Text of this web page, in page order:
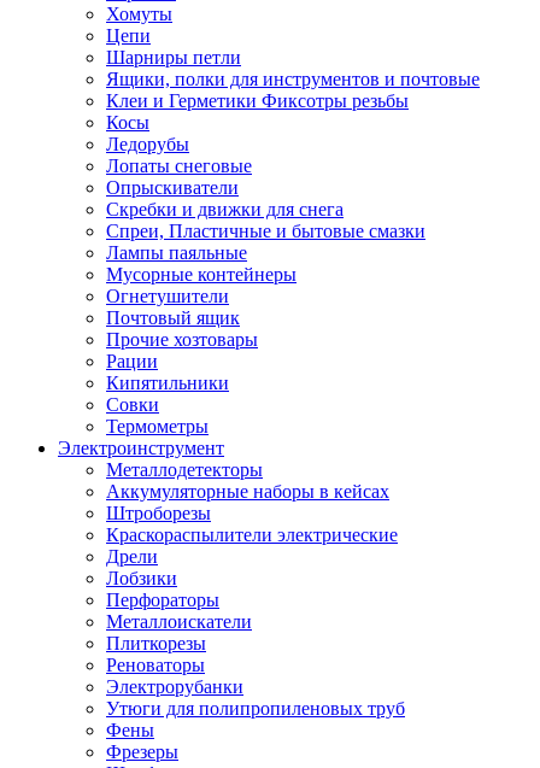
Хомуты
Цепи
Шарниры петли
Ящики, полки для инструментов и почтовые
Клеи и Герметики Фиксотры резьбы
Косы
Ледорубы
Лопаты снеговые
Опрыскиватели
Скребки и движки для снега
Спреи, Пластичные и бытовые смазки
Лампы паяльные
Мусорные контейнеры
Огнетушители
Почтовый ящик
Прочие хозтовары
Рации
Кипятильники
Совки
Термометры
Электроинструмент
Металлодетекторы
Аккумуляторные наборы в кейсах
Штроборезы
Краскораспылители электрические
Дрели
Лобзики
Перфораторы
Металлоискатели
Плиткорезы
Реноваторы
Электрорубанки
Утюги для полипропиленовых труб
Фены
Фрезеры